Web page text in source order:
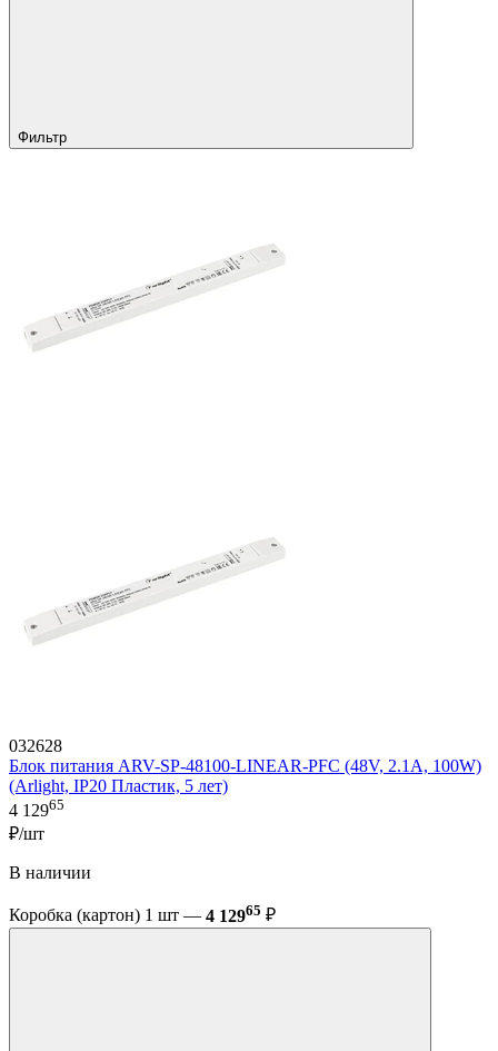
Фильтр
032628
Блок питания ARV-SP-48100-LINEAR-PFC (48V, 2.1A, 100W)
(Arlight, IP20 Пластик, 5 лет)
4 12965
₽/шт
В наличии
Коробка (картон) 1 шт — 4 12965 ₽